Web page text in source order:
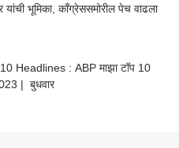
यांची भूमिका, काँग्रेससमोरील पेच वाढला
Headlines : ABP माझा टॉप 10
| बुधवार